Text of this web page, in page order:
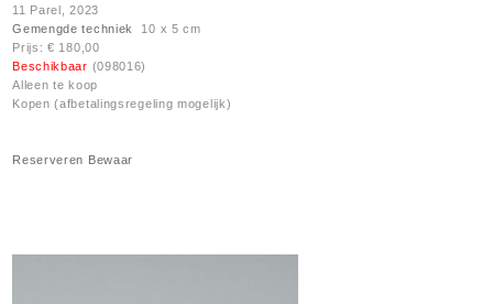
11 Parel, 2023
Gemengde techniek
10 x 5 cm
Prijs: € 180,00
Beschikbaar (098016)
Alleen te koop
Kopen (afbetalingsregeling mogelijk)
Reserveren Bewaar